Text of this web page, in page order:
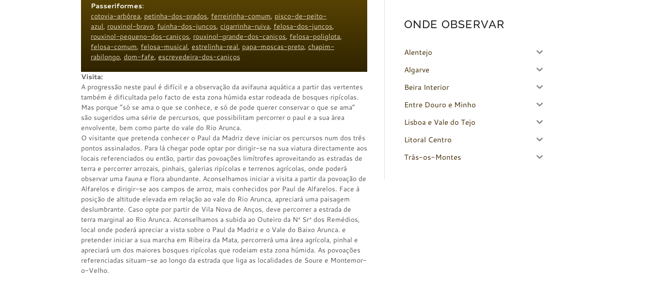
Passeriformes:
cotovia-arbórea, petinha-dos-prados, ferreirinha-comum, pisco-de-peito-
azul, rouxinol-bravo, fuinha-dos-juncos, cigarrinha-ruiva, felosa-dos-juncos,
rouxinol-pequeno-dos-caniços, rouxinol-grande-dos-caniços, felosa-poliglota,
felosa-comum, felosa-musical, estrelinha-real, papa-moscas-preto, chapim-
rabilongo, dom-fafe, escrevedeira-dos-caniços
Visita:
A progressão neste paul é difícil e a observação da avifauna aquática a partir das vertentes
também é dificultada pelo facto de esta zona húmida estar rodeada de bosques ripícolas.
Mas porque “só se ama o que se conhece, e só de pode querer conservar o que se ama”
são sugeridos uma série de percursos, que possibilitam percorrer o paul e a sua área
envolvente, bem como parte do vale do Rio Arunca.
O visitante que pretenda conhecer o Paul da Madriz deve iniciar os percursos num dos três
pontos assinalados. Para lá chegar pode optar por dirigir-se na sua viatura directamente aos
locais referenciados ou então, partir das povoações limítrofes aproveitando as estradas de
terra e percorrer arrozais, pinhais, galerias ripícolas e terrenos agrícolas, onde poderá
observar uma fauna e flora abundante. Aconselhamos iniciar a visita a partir da povoação de
Alfarelos e dirigir-se aos campos de arroz, mais conhecidos por Paul de Alfarelos. Face à
posição de altitude elevada em relação ao vale do Rio Arunca, apreciará uma paisagem
deslumbrante. Caso opte por partir de Vila Nova de Anços, deve percorrer a estrada de
terra marginal ao Rio Arunca. Aconselhamos a subida ao Outeiro da Nª Srª dos Remédios,
local onde poderá apreciar a vista sobre o Paul da Madriz e o Vale do Baixo Arunca. e
pretender iniciar a sua marcha em Ribeira da Mata, percorrerá uma área agrícola, pinhal e
apreciará um dos maiores bosques ripícolas que rodeiam esta zona húmida. As povoações
referenciadas situam-se ao longo da estrada que liga as localidades de Soure e Montemor-
o-Velho.
ONDE OBSERVAR
Alentejo
Algarve
Beira Interior
Entre Douro e Minho
Lisboa e Vale do Tejo
Litoral Centro
Trás-os-Montes